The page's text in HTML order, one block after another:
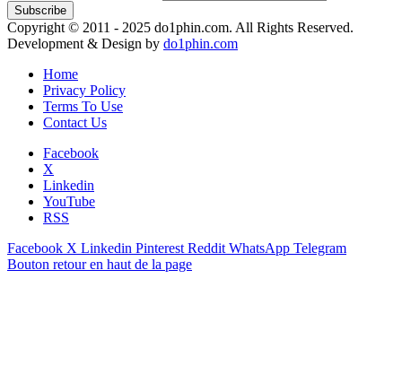
Copyright © 2011 - 2025 do1phin.com. All Rights Reserved.
Development & Design by do1phin.com
Home
Privacy Policy
Terms To Use
Contact Us
Facebook
X
Linkedin
YouTube
RSS
Facebook X Linkedin Pinterest Reddit WhatsApp Telegram
Bouton retour en haut de la page